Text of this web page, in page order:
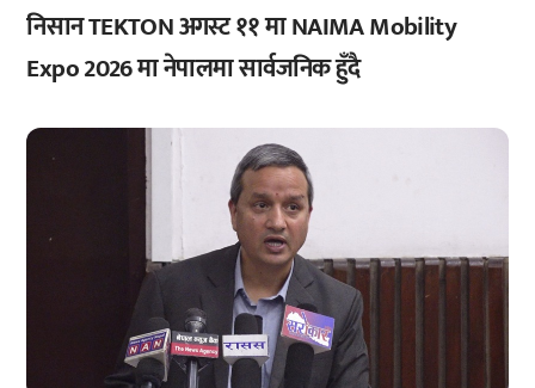
निसान TEKTON अगस्ट ११ मा NAIMA Mobility
Expo 2026 मा नेपालमा सार्वजनिक हुँदै